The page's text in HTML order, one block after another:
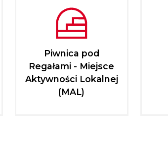
Piwnica pod
Regałami - Miejsce
Aktywności Lokalnej
(MAL)